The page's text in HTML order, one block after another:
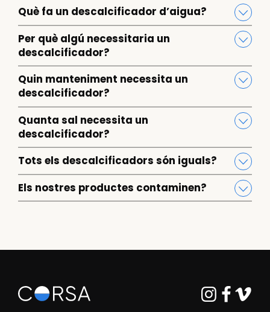
Què fa un descalcificador d’aigua?
Per què algú necessitaria un
descalcificador?
Quin manteniment necessita un
descalcificador?
Quanta sal necessita un
descalcificador?
Tots els descalcificadors són iguals?
Els nostres productes contaminen?